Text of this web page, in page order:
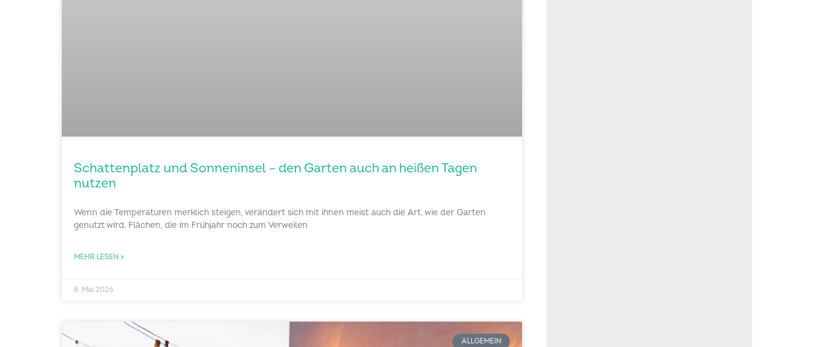
Schattenplatz und Sonneninsel – den Garten auch an heißen Tagen
nutzen
Wenn die Temperaturen merklich steigen, verändert sich mit ihnen meist auch die Art, wie der Garten
genutzt wird. Flächen, die im Frühjahr noch zum Verweilen
MEHR LESEN »
8. Mai 2026
ALLGEMEIN